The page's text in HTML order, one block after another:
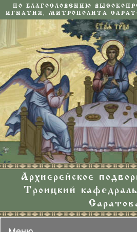
ПО БЛАГОСЛОВЕНИЮ
ИГНАТИЯ, МИТРОПОЛИТА
Архиерейское
Троицкий